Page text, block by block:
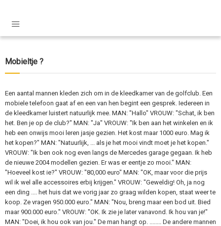
Mobieltje ?
Een aantal mannen kleden zich om in de kleedkamer van de golfclub. Een
mobiele telefoon gaat af en een van hen begint een gesprek. Iedereen in
de kleedkamer luistert natuurlijk mee. MAN: "Hallo" VROUW: "Schat, ik ben
het. Ben je op de club?" MAN: "Ja" VROUW: "Ik ben aan het winkelen en ik
heb een onwijs mooi leren jasje gezien. Het kost maar 1000 euro. Mag ik
het kopen?" MAN: "Natuurlijk, ... als je het mooi vindt moet je het kopen."
VROUW: "Ik ben ook nog even langs de Mercedes garage gegaan. Ik heb
de nieuwe 2004 modellen gezien. Er was er eentje zo mooi." MAN:
"Hoeveel kost ie?" VROUW: "80,000 euro" MAN: "OK, maar voor die prijs
wil ik wel alle accessoires erbij krijgen." VROUW: "Geweldig! Oh, ja nog
een ding .... het huis dat we vorig jaar zo graag wilden kopen, staat weer te
koop. Ze vragen 950.000 euro." MAN: "Nou, breng maar een bod uit. Bied
maar 900.000 euro." VROUW: "OK. Ik zie je later vanavond. Ik hou van je!"
MAN: "Doei, ik hou ook van jou." De man hangt op. ........ De andere mannen